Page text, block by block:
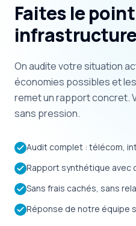
Faites le
On audite votre situation
économies possibles et
remet un rapport concret.
sans pression.
Audit complet : télécom,
Rapport synthétique avec
Sans frais cachés, sans
Réponse de notre équipe